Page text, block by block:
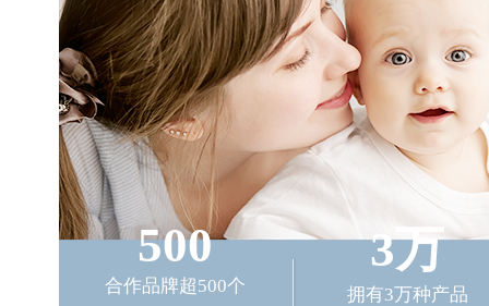
500
合作品牌超500个
3万
拥有3万种产品